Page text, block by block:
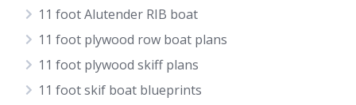
11 foot Alutender RIB boat
11 foot plywood row boat plans
11 foot plywood skiff plans
11 foot skif boat blueprints